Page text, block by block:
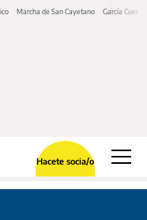
Marcha de San Cayetano García Cuerva
Hacete socia/o